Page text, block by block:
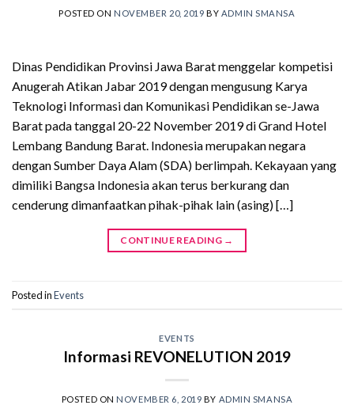
POSTED ON NOVEMBER 20, 2019 BY ADMIN SMANSA
Dinas Pendidikan Provinsi Jawa Barat menggelar kompetisi
Anugerah Atikan Jabar 2019 dengan mengusung Karya
Teknologi Informasi dan Komunikasi Pendidikan se-Jawa
Barat pada tanggal 20-22 November 2019 di Grand Hotel
Lembang Bandung Barat. Indonesia merupakan negara
dengan Sumber Daya Alam (SDA) berlimpah. Kekayaan yang
dimiliki Bangsa Indonesia akan terus berkurang dan
cenderung dimanfaatkan pihak-pihak lain (asing) […]
CONTINUE READING →
Posted inEvents
EVENTS
Informasi REVONELUTION 2019
POSTED ON NOVEMBER 6, 2019 BY ADMIN SMANSA